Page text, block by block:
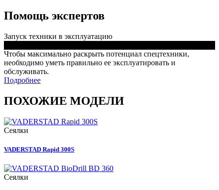
Помощь экспертов
Запуск техники в эксплуатацию
Чтобы максимально раскрыть потенциал спецтехники,
необходимо уметь правильно ее эксплуатировать и
обслуживать.
Подробнее
ПОХОЖИЕ МОДЕЛИ
Сеялки
VADERSTAD Rapid 300S
Сеялки